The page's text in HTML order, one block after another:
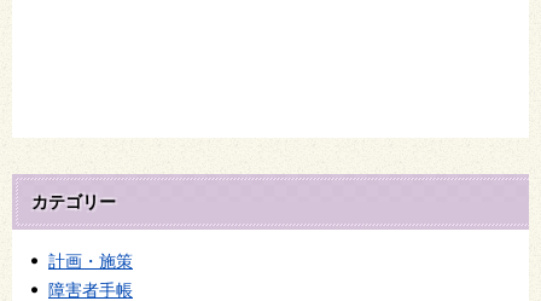
カテゴリー
計画・施策
障害者手帳